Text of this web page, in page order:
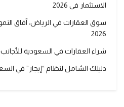
الاستثمار في 2026
سوق العقارات في الرياض: آفاق
2026
شراء العقارات في السعودية للأجانب: دليل
دليلك الشامل لنظام “إيجار” في